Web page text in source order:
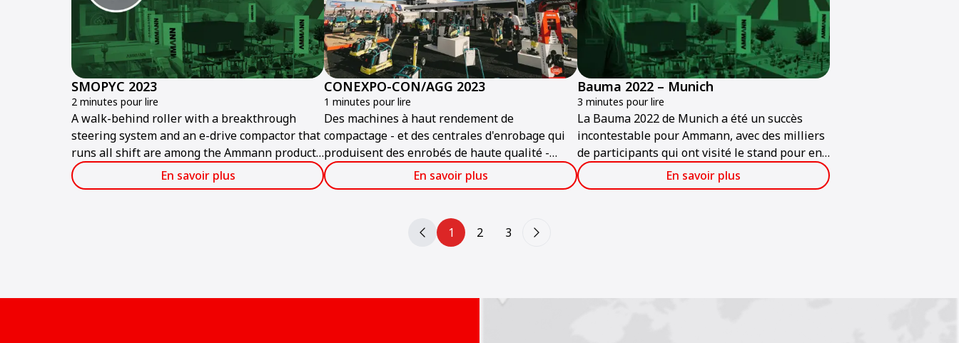
SMOPYC 2023
2 minutes pour lire
A walk-behind roller with a breakthrough
steering system and an e-drive compactor that
runs all shift are among the Ammann products
featured at the public works and construction
trade show.
En savoir plus
CONEXPO-CON/AGG 2023
1 minutes pour lire
Des machines à haut rendement de
compactage - et des centrales d'enrobage qui
produisent des enrobés de haute qualité -
seront exposées sur le stand Ammann à
CONEXPO-CON/AGG 2023.
En savoir plus
Bauma 2022 – Munich
3 minutes pour lire
La Bauma 2022 de Munich a été un succès
incontestable pour Ammann, avec des milliers
de participants qui ont visité le stand pour en
savoir plus sur les produits et les services
qu’offre Ammann.
En savoir plus
1 2 3